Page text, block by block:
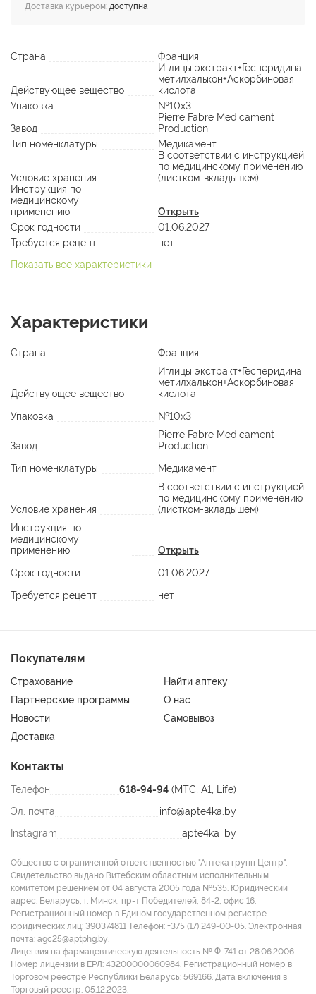
Доставка курьером: доступна
Страна Франция
Действующее вещество
Иглицы экстракт+Гесперидина
метилхалькон+Аскорбиновая
кислота
Упаковка
№10х3
Завод
Pierre Fabre Medicament
Production
Тип номенклатуры
Медикамент
Условие хранения
В соответствии с инструкцией
по медицинскому применению
(листком-вкладышем)
Инструкция по
медицинскому
применению
Открыть
Срок годности
01.06.2027
Требуется рецепт
нет
Показать все характеристики
Характеристики
Страна Франция
Действующее вещество
Иглицы экстракт+Гесперидина
метилхалькон+Аскорбиновая
кислота
Упаковка
№10х3
Завод
Pierre Fabre Medicament
Production
Тип номенклатуры
Медикамент
Условие хранения
В соответствии с инструкцией
по медицинскому применению
(листком-вкладышем)
Инструкция по
медицинскому
применению
Открыть
Срок годности
01.06.2027
Требуется рецепт
нет
Покупателям
Страхование
Найти аптеку
Партнерские программы
О нас
Новости
Самовывоз
Доставка
Контакты
Телефон 618-94-94 (МТС, A1, Life)
Эл. почта
info@apte4ka.by
Instagram
apte4ka_by
Общество с ограниченной ответственностью "Аптека групп Центр".
Свидетельство выдано Витебским областным исполнительным
комитетом решением от 04 августа 2005 года №535. Юридический
адрес: Беларусь, г. Минск, пр-т Победителей, 84-2, офис 16.
Регистрационный номер в Едином государственном регистре
юридических лиц: 390374811 Tелефон: +375 (17) 249-00-05. Электронная
почта: agc25@aptphg.by.
Лицензия на фармацевтическую деятельность № Ф-741 от 28.06.2006.
Номер лицензии в ЕРЛ: 43200000060984. Регистрационный номер в
Торговом реестре Республики Беларусь: 569166. Дата включения в
Торговый реестр: 05.12.2023.